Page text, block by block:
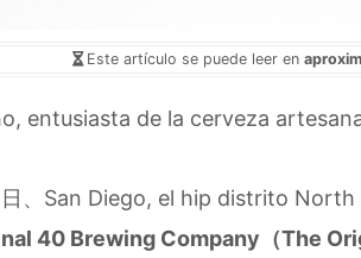
Este artículo se puede leer en
entusiasta de la cerveza
日、San Diego, el hip distrito
40 Brewing Company（The